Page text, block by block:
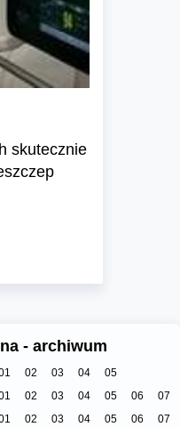
skutecznie
- archiwum
02 03 04
05
02 03 04 05 06
07
02 03 04 05 06
07